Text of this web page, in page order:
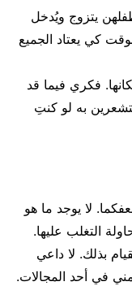
يتزوج ويُدخل
كي يعتاد الجميع
فكري فيما قد
به لو كنتِ
لا يوجد ما هو
التغلب عليها.
بذلك. لا داعي
في أحد المجالات.